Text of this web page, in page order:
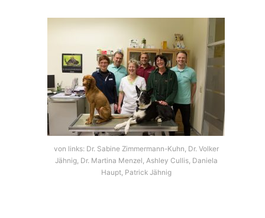
von links: Dr. Sabine Zimmermann-Kuhn, Dr. Volker
Jähnig, Dr. Martina Menzel, Ashley Cullis, Daniela
Haupt, Patrick Jähnig